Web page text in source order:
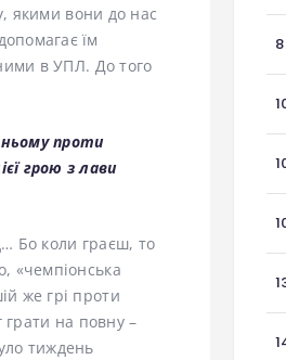
якими вони до нас
їм
в УПЛ. До того
проти
грою з лави
Бо коли граєш, то
«чемпіонська
же грі проти
грати на повну –
тиждень
8